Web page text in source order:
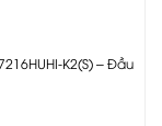
K2(S) – Đầu